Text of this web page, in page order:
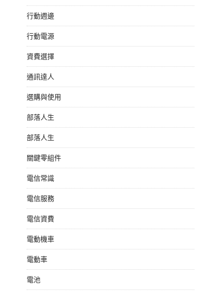
行動週邊
行動電源
資費選擇
通訊達人
選購與使用
部落人生
部落人生
關鍵零組件
電信常識
電信服務
電信資費
電動機車
電動車
電池